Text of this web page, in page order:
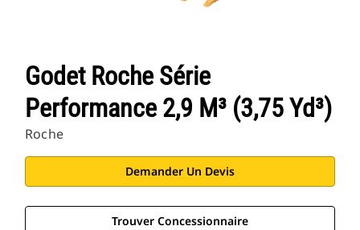
Godet Roche Série
Performance 2,9 M³ (3,75 Yd³)
Roche
Demander Un Devis
Trouver Concessionnaire